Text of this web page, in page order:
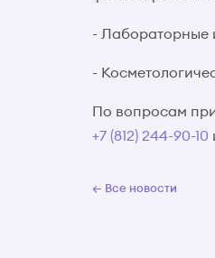
- Лабораторные
-
По вопросам
+7 (812) 244-90-10
← Все новости